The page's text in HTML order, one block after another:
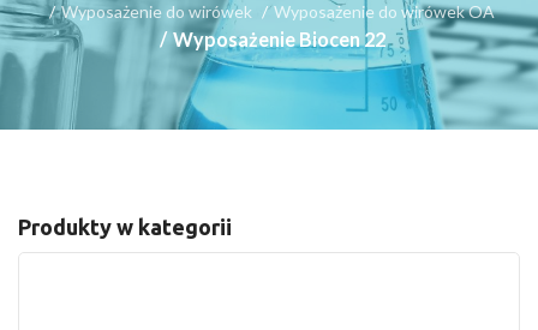
Wyposażenie do wirówek
Wyposażenie do wirówek OA
Wyposażenie Biocen 22
Produkty w kategorii